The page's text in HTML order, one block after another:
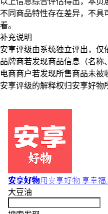
不同商品特性存在差异，不具
看。
补充说明
安享评级由系统独立评出，仅
品牌商若发现商品信息（名称
电商商户若发现所售商品未被
安享评级的解释权归安享好物
安享好物用安享好物 享幸
大豆油